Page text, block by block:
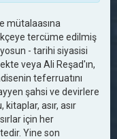
mütalaasına
tercüme edilmiş
- tarihi siyasisi
veya Ali Reşad'ın,
teferruatını
şahsi ve devirlere
asır, asır
için her
Yine son